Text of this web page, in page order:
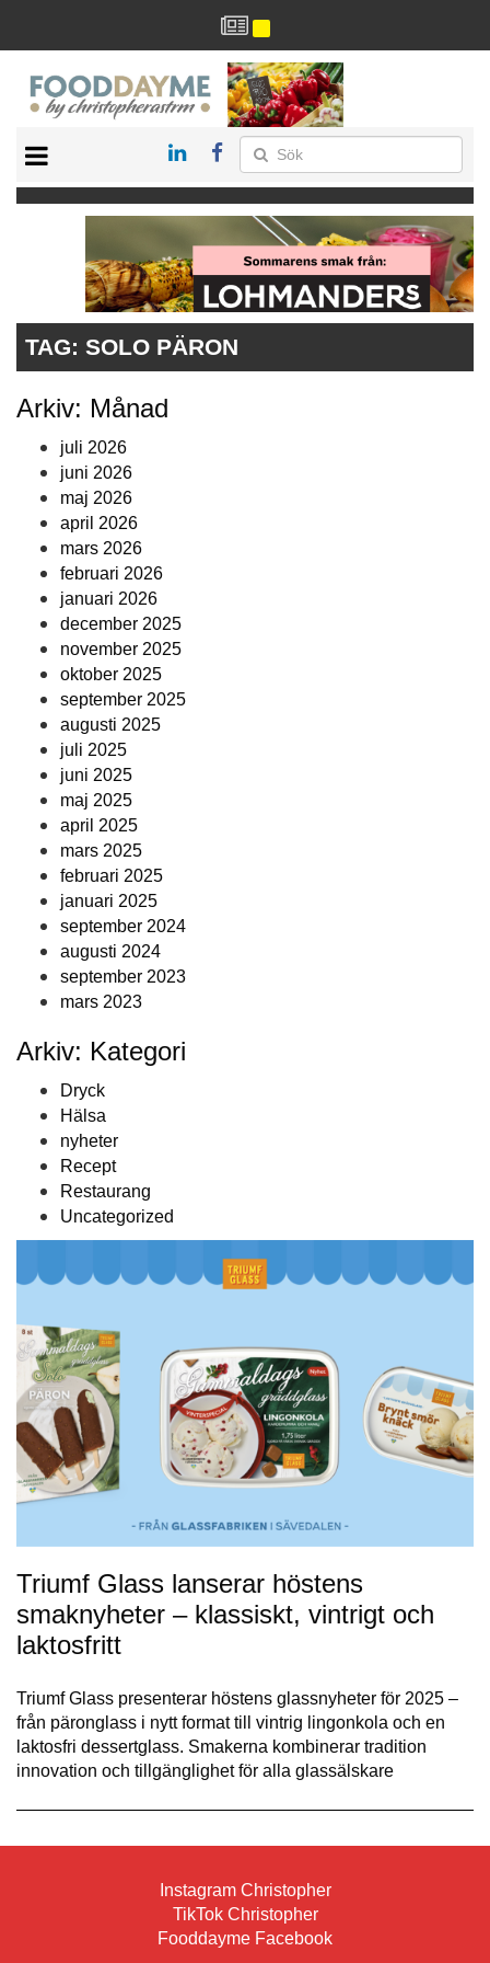
DRYCK
RECEPT
RESTAURANG
TAG: SOLO PÄRON
Arkiv: Månad
juli 2026
juni 2026
maj 2026
april 2026
mars 2026
februari 2026
januari 2026
december 2025
november 2025
oktober 2025
september 2025
augusti 2025
juli 2025
juni 2025
maj 2025
april 2025
mars 2025
februari 2025
januari 2025
september 2024
augusti 2024
september 2023
mars 2023
Arkiv: Kategori
Dryck
Hälsa
nyheter
Recept
Restaurang
Uncategorized
Triumf Glass lanserar höstens
smaknyheter – klassiskt, vintrigt och
laktosfritt
Triumf Glass presenterar höstens glassnyheter för 2025 –
från päronglass i nytt format till vintrig lingonkola och en
laktosfri dessertglass. Smakerna kombinerar tradition
innovation och tillgänglighet för alla glassälskare
Instagram Christopher
TikTok Christopher
Fooddayme Facebook